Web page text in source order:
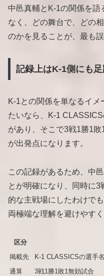
中邑真輔とK-1の関係を
なく、どの舞台で、どの
のかを見ることが、最も
記録上はK-1側にも
K-1との関係を単なるイ
たいなら、K-1
があり、そこで3戦1勝1
が出発点になります。
この記録があるため、中
とが明確になり、同時に
的な主戦場にしたわけで
両極端な理解を避けやすく
区分
掲載先
K-1 CLASSICSの選手
通算
3戦1勝1敗1無効試合